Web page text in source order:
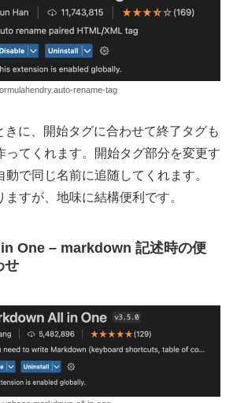
rename-tag
きに、開始タグに合わせて終了タグも
ってくれます。開始タグ部分を変更す
動で同じ名前に追随してくれます。
すが、地味に結構便利です。
One – markdown 記述時の便
せ